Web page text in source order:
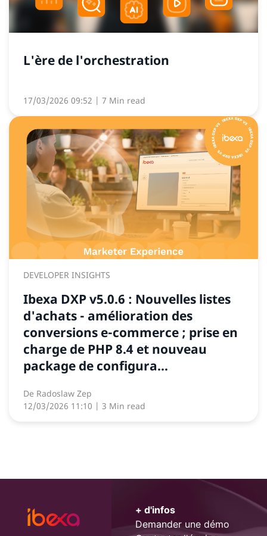
L'ère de l'orchestration
17/03/2026 09:52 | 7 Min read
DEVELOPER INSIGHTS
Ibexa DXP v5.0.6 : Nouvelles listes
d'achats - amélioration des
conversions e-commerce ; prise en
charge de PHP 8.4 et nouveau
package de configura...
De Radoslaw Zep
12/03/2026 11:10 | 3 Min read